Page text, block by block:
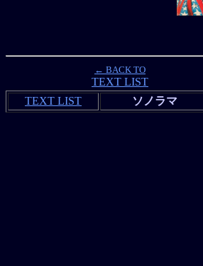
← BACK TO
TEXT LIST
TEXT LIST
ソノラマ